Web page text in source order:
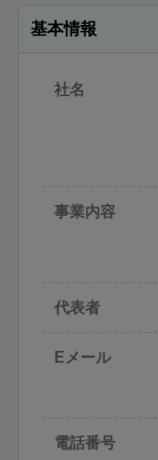
基本情報
社名
事業内容
代表者
Eメール
電話番号